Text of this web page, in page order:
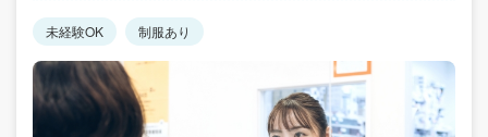
未経験OK 制服あり